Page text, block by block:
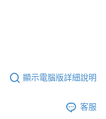
顯示電腦版詳細說明
客服